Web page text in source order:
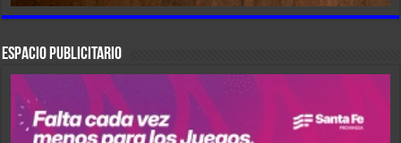
ESPACIO PUBLICITARIO